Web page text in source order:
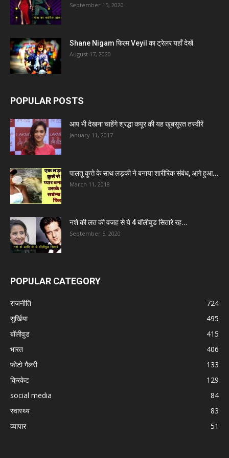
September 15, 2020
Shane Nigam फिल्म Veyil का ट्रेलर यहाँ देखें
August 17, 2020
POPULAR POSTS
आप भी देखना चाहेंगे श्रद्धा कपूर की यह खूबसूरत तस्वीरें
January 11, 2017
पालतू कुत्ते के साथ लड़की ने बनाया शारीरिक संबंध, आगे हुआ...
March 11, 2018
नशे की लत की वजह से ये 4 बॉलीवुड सितारे रह...
September 5, 2020
POPULAR CATEGORY
राजनीति
724
सुर्खिया
495
बॉलीवुड
415
भारत
406
फोटो गैलरी
133
क्रिकेट
129
social media
84
स्वास्थ्य
83
व्यापार
51